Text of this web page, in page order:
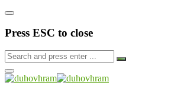
Press ESC to close